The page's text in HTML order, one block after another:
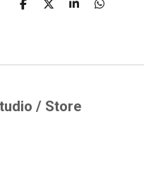
D
D
S
D
/ Store